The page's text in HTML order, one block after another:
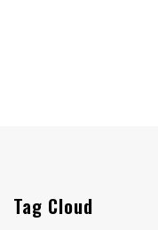
Tag Cloud